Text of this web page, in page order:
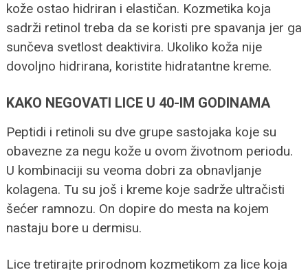
kože ostao hidriran i elastičan. Kozmetika koja
sadrži retinol treba da se koristi pre spavanja jer ga
sunčeva svetlost deaktivira. Ukoliko koža nije
dovoljno hidrirana, koristite hidratantne kreme.
KAKO NEGOVATI LICE U 40-IM GODINAMA
Peptidi i retinoli su dve grupe sastojaka koje su
obavezne za negu kože u ovom životnom periodu.
U kombinaciji su veoma dobri za obnavljanje
kolagena. Tu su još i kreme koje sadrže ultračisti
šećer ramnozu. On dopire do mesta na kojem
nastaju bore u dermisu.
Lice tretirajte prirodnom kozmetikom za lice koja